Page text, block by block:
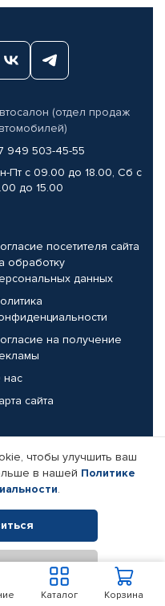
Корзина
Каталог
(отдел продаж
949 503-45-55
Пт с 09.00 до 18.00, Сб с
до 15.00
посетителя сайта
обработку
данных
на получение
сайта
компании
права защищены.
Автопрофи.
чтобы улучшить ваш
в нашей Политике
.
В корзину